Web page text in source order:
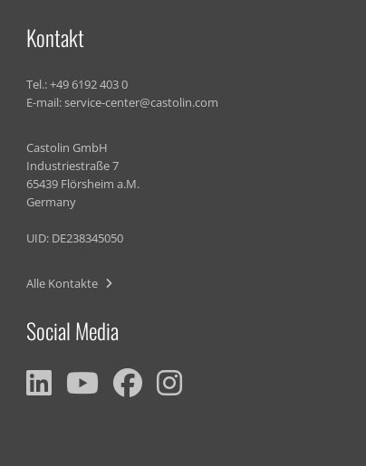
Kontakt
Tel.:+49 6192 403 0
E-mail:service-center@castolin.com
Castolin GmbH
Industriestraße 7
65439 Flörsheim a.M.
Germany
UID: DE238345050
Alle Kontakte
Social Media